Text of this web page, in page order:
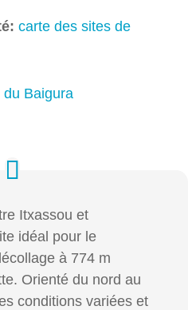
carte des sites de
Baigura
Itxassou et
idéal pour le
à 774 m
Orienté du nord au
conditions variées et